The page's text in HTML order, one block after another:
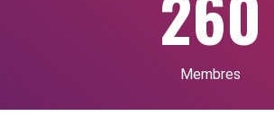
Membres